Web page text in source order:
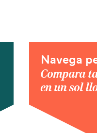
Navega
Compara
en un sol